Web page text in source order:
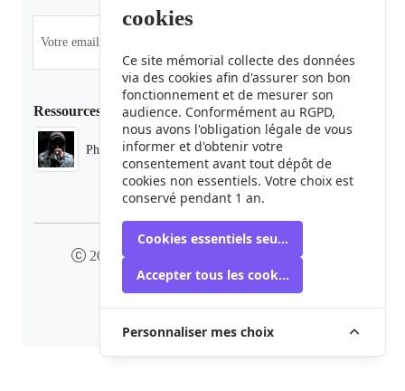
cookies
Ce site mémorial collecte des données
via des cookies afin d'assurer son bon
fonctionnement et de mesurer son
audience. Conformément au RGPD,
nous avons l'obligation légale de vous
informer et d'obtenir votre
consentement avant tout dépôt de
cookies non essentiels. Votre choix est
conservé pendant 1 an.
Cookies essentiels seulement
Accepter tous les cookies
Personnaliser mes choix
Ressources
Phaduba camp boiro
2024 camp-boiro.org - Tous droits réservés
Mémorial des Victimes du Camp Boiro